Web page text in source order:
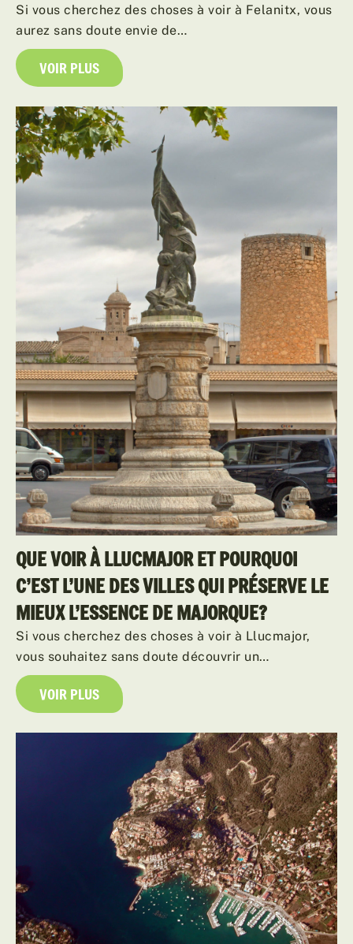
Si vous cherchez des choses à voir à Felanitx, vous
aurez sans doute envie de…
VOIR PLUS
QUE VOIR À LLUCMAJOR ET POURQUOI
C’EST L’UNE DES VILLES QUI PRÉSERVE LE
MIEUX L’ESSENCE DE MAJORQUE?
Si vous cherchez des choses à voir à Llucmajor,
vous souhaitez sans doute découvrir un…
VOIR PLUS